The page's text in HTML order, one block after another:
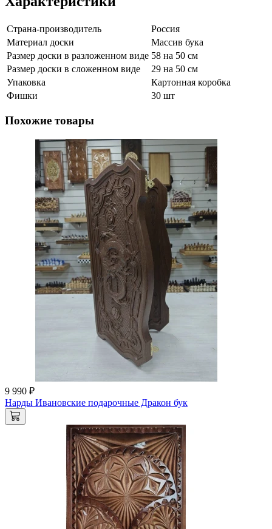
Страна-производитель
Россия
Материал доски
Массив бука
Размер доски в разложенном виде 58 на 50 см
Размер доски в сложенном виде
29 на 50 см
Упаковка
Картонная коробка
Фишки
30 шт
Похожие товары
9 990 ₽
Нарды Ивановские подарочные Дракон бук